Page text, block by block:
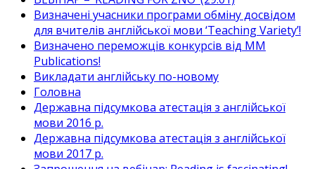
Визначені учасники програми обміну досвідом
для вчителів англійської мови ‘Teaching Variety’!
Визначено переможців конкурсів від MM
Publications!
Викладати англійську по-новому
Головна
Державна підсумкова атестація з англійської
мови 2016 р.
Державна підсумкова атестація з англійської
мови 2017 р.